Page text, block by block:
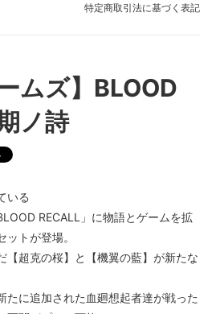
特定商取引法に基づく表記
ムズ】BLOOD
ノ詩
いる
RECALL」に物語とゲームを拡
トが登場。
【超克の桜】と【機翼の藍】が新たな
たに追加された血廻想起者達が戦った